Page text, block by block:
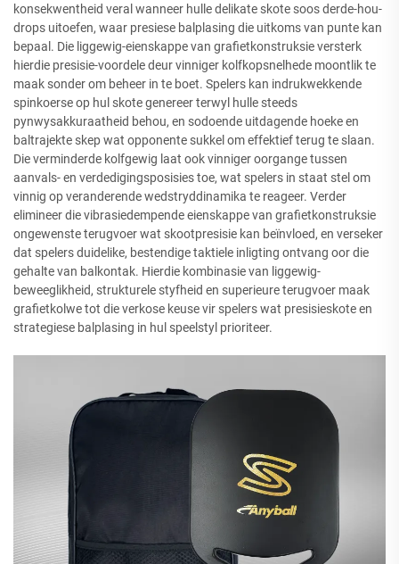
konsekwentheid veral wanneer hulle delikate skote soos derde-hou-
drops uitoefen, waar presiese balplasing die uitkoms van punte kan
bepaal. Die liggewig-eienskappe van grafietkonstruksie versterk
hierdie presisie-voordele deur vinniger kolfkopsnelhede moontlik te
maak sonder om beheer in te boet. Spelers kan indrukwekkende
spinkoerse op hul skote genereer terwyl hulle steeds
pynwysakkuraatheid behou, en sodoende uitdagende hoeke en
baltrajekte skep wat opponente sukkel om effektief terug te slaan.
Die verminderde kolfgewig laat ook vinniger oorgange tussen
aanvals- en verdedigingsposisies toe, wat spelers in staat stel om
vinnig op veranderende wedstryddinamika te reageer. Verder
elimineer die vibrasiedempende eienskappe van grafietkonstruksie
ongewenste terugvoer wat skootpresisie kan beïnvloed, en verseker
dat spelers duidelike, bestendige taktiele inligting ontvang oor die
gehalte van balkontak. Hierdie kombinasie van liggewig-
beweeglikheid, strukturele styfheid en superieure terugvoer maak
grafietkolwe tot die verkose keuse vir spelers wat presisieskote en
strategiese balplasing in hul speelstyl prioriteer.